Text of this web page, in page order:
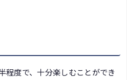
程度で、十分楽しむことができ